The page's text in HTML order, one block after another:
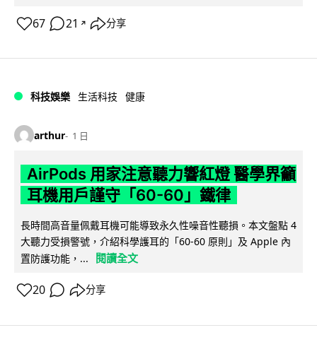
67 21 ↗ 分享
科技娛樂 生活科技 健康
arthur 1 日
AirPods 用家注意聽力響紅燈 醫學界籲
耳機用戶謹守「60-60」鐵律
長時間高音量佩戴耳機可能導致永久性噪音性聽損。本文盤點 4
大聽力受損警號，介紹科學護耳的「60-60 原則」及 Apple 內
置防護功能，...
閱讀全文
20 分享